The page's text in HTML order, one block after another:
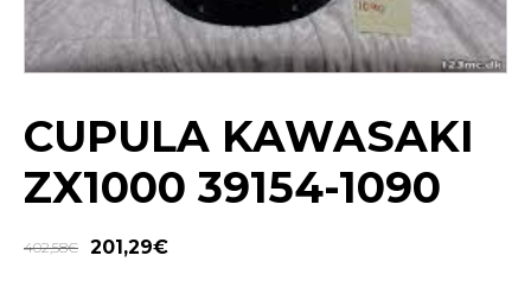
CUPULA KAWASAKI
ZX1000 39154-1090
402,58€ 201,29€